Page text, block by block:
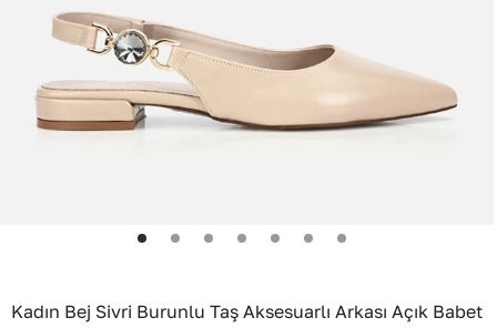
Kadın Bej Sivri Burunlu Taş Aksesuarlı Arkası Açık Babet